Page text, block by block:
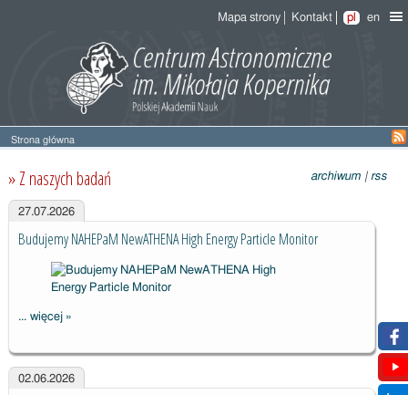
Mapa strony Kontakt pl en
Strona główna
Strona
główna
» Z naszych badań archiwum| rss
27.07.2026
Budujemy NAHEPaM NewATHENA High Energy Particle Monitor
... więcej
NAHEPaM
NewATHENA
»
02.06.2026